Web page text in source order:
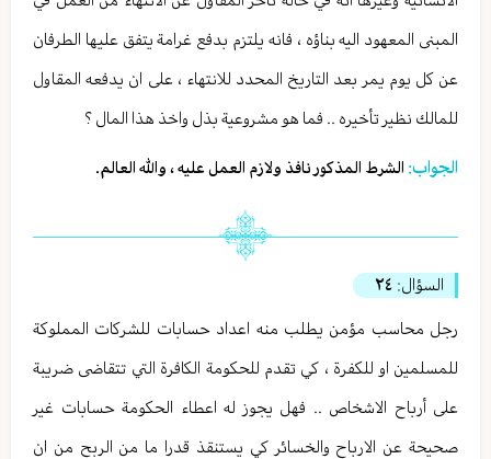
المبنى المعهود اليه بناؤه ، فانه يلتزم بدفع غرامة يتفق عليها الطرفان
عن كل يوم يمر بعد التاريخ المحدد للانتهاء ، على ان يدفعه المقاول
للمالك نظير تأخيره .. فما هو مشروعية بذل واخذ هذا المال ؟
الجواب: الشرط المذكور نافذ ولازم العمل عليه ، والله العالم.
السؤال: ٢٤
رجل محاسب مؤمن يطلب منه اعداد حسابات للشركات المملوكة
للمسلمين او للكفرة ، كي تقدم للحكومة الكافرة التي تتقاضى ضريبة
على أرباح الاشخاص .. فهل يجوز له اعطاء الحكومة حسابات غير
صحيحة عن الارباح والخسائر كي يستنقذ قدرا ما من الربح من ان